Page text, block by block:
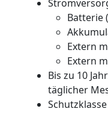
Batterie
Extern
Extern
Bis zu 10
täglicher